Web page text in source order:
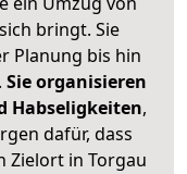
bringt. Sie
Planung bis hin
Sie organisieren
Habseligkeiten,
dafür, dass
Zielort in Torgau